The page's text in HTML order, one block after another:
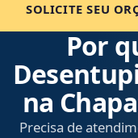
SOLICITE SEU
Por
na
Precisa de